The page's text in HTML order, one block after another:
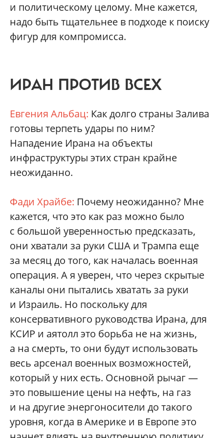
и политическому целому. Мне кажется,
надо быть тщательнее в подходе к поиску
фигур для компромисса.
ИРАН ПРОТИВ ВСЕХ
Евгения Альбац: Как долго страны Залива
готовы терпеть удары по ним?
Нападение Ирана на объекты
инфраструктуры этих стран крайне
неожиданно.
Фади Храйбе: Почему неожиданно? Мне
кажется, что это как раз можно было
с большой уверенностью предсказать,
они хватали за руки США и Трампа еще
за месяц до того, как началась военная
операция. А я уверен, что через скрытые
каналы они пытались хватать за руки
и Израиль. Но поскольку для
консервативного руководства Ирана, для
КСИР и аятолл это борьба не на жизнь,
а на смерть, то они будут использовать
весь арсенал военных возможностей,
который у них есть. Основной рычаг —
это повышение цены на нефть, на газ
и на другие энергоносители до такого
уровня, когда в Америке и в Европе это